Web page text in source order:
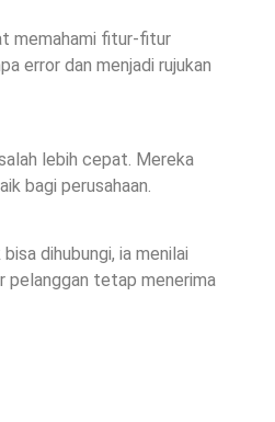
memahami fitur-fitur
error dan menjadi rujukan
lebih cepat. Mereka
bagi perusahaan.
dihubungi, ia menilai
pelanggan tetap menerima